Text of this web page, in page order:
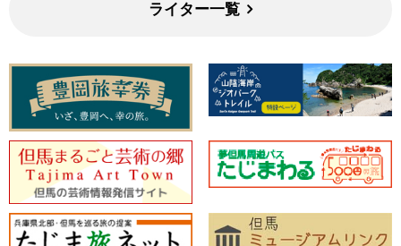
ライター一覧